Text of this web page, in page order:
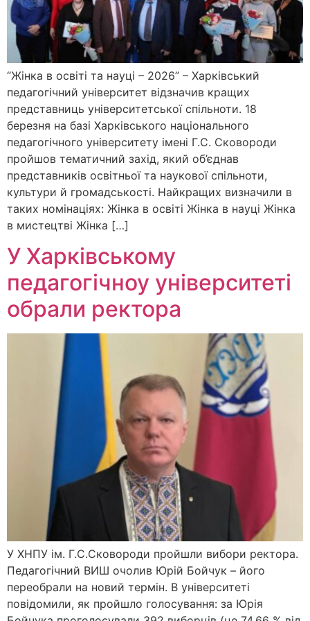
“Жінка в освіті та науці – 2026” – Харківський
педагогічний університет відзначив кращих
представниць університетської спільноти. 18
березня на базі Харківського національного
педагогічного університету імені Г.С. Сковороди
пройшов тематичний захід, який об’єднав
представників освітньої та наукової спільноти,
культури й громадськості. Найкращих визначили в
таких номінаціях: Жінка в освіті Жінка в науці Жінка
в мистецтві Жінка […]
У Харківському
педагогічноу університеті
обрали ректора
У ХНПУ ім. Г.С.Сковороди пройшли вибори ректора.
Педагогічний ВИШ очолив Юрій Бойчук – його
переобрали на новий термін. В університеті
повідомили, як пройшло голосування: за Юрія